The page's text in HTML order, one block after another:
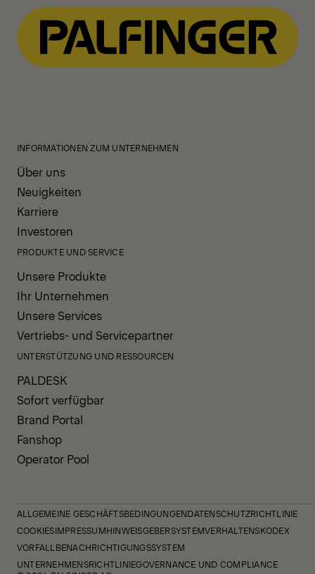
INFORMATIONEN ZUM UNTERNEHMEN
Über uns
Neuigkeiten
Karriere
Investoren
PRODUKTE UND SERVICE
Unsere Produkte
Ihr Unternehmen
Unsere Services
Vertriebs- und Servicepartner
UNTERSTÜTZUNG UND RESSOURCEN
PALDESK
Sofort verfügbar
Brand Portal
Fanshop
Operator Pool
ALLGEMEINE GESCHÄFTSBEDINGUNGENDATENSCHUTZRICHTLINIE
COOKIESIMPRESSUMHINWEISGEBERSYSTEMVERHALTENSKODEX
VORFALLBENACHRICHTIGUNGSSYSTEM
UNTERNEHMENSRICHTLINIEGOVERNANCE UND COMPLIANCE